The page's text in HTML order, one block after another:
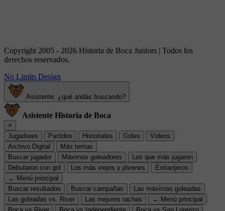
Copyright 2005 - 2026 Historia de Boca Juniors | Todos los
derechos reservados.
No Limits Design
Asistente: ¿qué andás buscando?
Asistente Historia de Boca
×
Jugadores
Partidos Historiales Goles
Videos
Archivo Digital
Más temas
Buscar jugador
Máximos goleadores
Los que más jugaron
Debutaron con gol
Los más viejos y jóvenes
Extranjeros
← Menú principal
Buscar resultados
Buscar campañas
Las máximas goleadas
Las goleadas vs. River
Las mejores rachas
← Menú principal